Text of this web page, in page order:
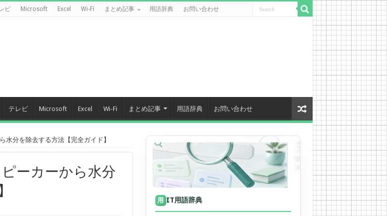
ビ Microsoft Excel Wi-Fi まとめ記事 用語辞典 お問い合わせ
テレビ Microsoft Excel Wi-Fi まとめ記事 用語辞典 お問い合わせ
水分を除去する方法【完全ガイド】
ーカーから水分
用 IT用語辞典